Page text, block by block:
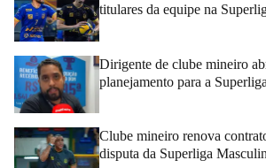
titulares da equipe na
Dirigente de clube mineiro
planejamento para a Superliga
Clube mineiro renova
disputa da Superliga